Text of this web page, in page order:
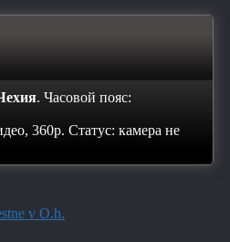
. Часовой пояс:
360p. Статус: камера не